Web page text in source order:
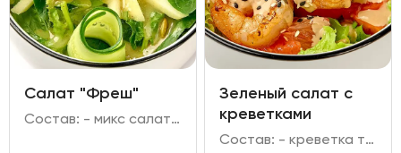
Салат "Фреш"
Состав: - микс салата; - шпинат; - огурец свежий; - яблоко; - семечки тыквы; - заправка медово-горчичная.
Зеленый салат с
креветками
Состав: - креветка тигровая; - микс зелени; - грейпфрут; - томаты черри; - заправка имбирная, кунжут, масло растительное.